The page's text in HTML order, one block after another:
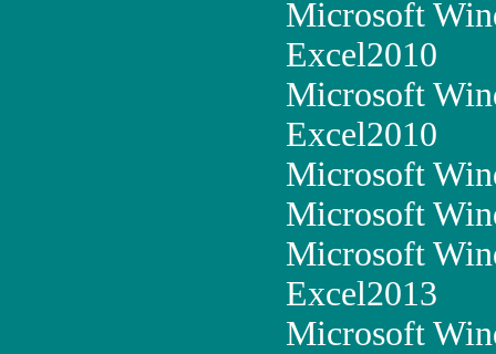
Microsoft
Excel2010
Microsoft
Excel2010
Microsoft
Microsoft
Microsoft
Excel2013
Microsoft